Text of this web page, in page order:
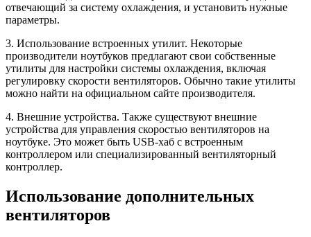
отвечающий за систему охлаждения, и установить нужные
параметры.
3. Использование встроенных утилит. Некоторые
производители ноутбуков предлагают свои собственные
утилиты для настройки системы охлаждения, включая
регулировку скорости вентиляторов. Обычно такие утилиты
можно найти на официальном сайте производителя.
4. Внешние устройства. Также существуют внешние
устройства для управления скоростью вентиляторов на
ноутбуке. Это может быть USB-хаб с встроенным
контроллером или специализированный вентиляторный
контроллер.
Использование дополнительных
вентиляторов